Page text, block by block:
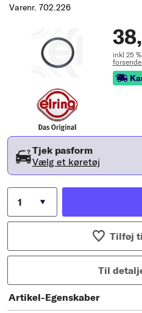
Varenr. 702.226
inkl 25
Tjek pasform
Vælg et køretøj
Tilføj
Til
Artikel-Egenskaber